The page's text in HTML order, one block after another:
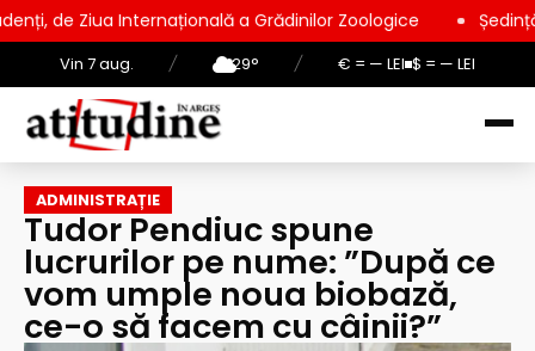
Vin 7 aug. / 29° / € = — LEI $ = — LEI
a Grădinilor Zoologice Ședință
ADMINISTRAȚIE
Tudor Pendiuc spune
lucrurilor pe nume: ”După ce
vom umple noua biobază,
ce-o să facem cu câinii?”